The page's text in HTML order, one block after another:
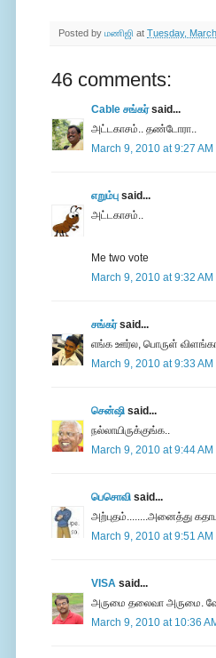
Posted by மணிஜி at Tuesday,
46 comments:
Cable சங்கர்said...
அட்டகாசம்.. தண்டோரா..
March 9, 2010 at 9:27 AM
எறும்பு said...
அட்டகாசம்..
Me two vote
March 9, 2010 at 9:32 AM
சங்கர்said...
எங்க ஊர்ல, பொருள் விளங்கா
March 9, 2010 at 9:33 AM
சென்ஷி said...
நல்லாயிருக்குங்க..
March 9, 2010 at 9:44 AM
பெசொவி said...
அற்புதம்........அனைத்து
March 9, 2010 at 9:51 AM
VISA said...
அருமை தலைவா அருமை.
March 9, 2010 at 10:36